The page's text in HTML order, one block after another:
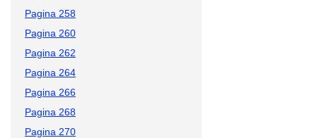
Pagina 258
Pagina 260
Pagina 262
Pagina 264
Pagina 266
Pagina 268
Pagina 270